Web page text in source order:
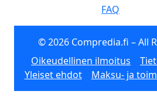
FAQ
© 2026 Compredia.fi – All
Oikeudellinen ilmoitus
Yleiset ehdot
Maksu- ja